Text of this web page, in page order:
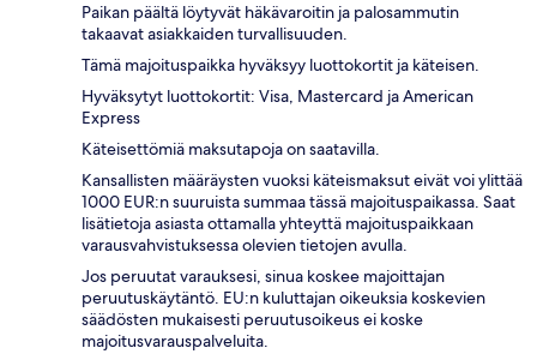
Paikan päältä löytyvät häkävaroitin ja palosammutin
takaavat asiakkaiden turvallisuuden.
Tämä majoituspaikka hyväksyy luottokortit ja käteisen.
Hyväksytyt luottokortit: Visa, Mastercard ja American
Express
Käteisettömiä maksutapoja on saatavilla.
Kansallisten määräysten vuoksi käteismaksut eivät voi ylittää
1000 EUR:n suuruista summaa tässä majoituspaikassa. Saat
lisätietoja asiasta ottamalla yhteyttä majoituspaikkaan
varausvahvistuksessa olevien tietojen avulla.
Jos peruutat varauksesi, sinua koskee majoittajan
peruutuskäytäntö. EU:n kuluttajan oikeuksia koskevien
säädösten mukaisesti peruutusoikeus ei koske
majoitusvarauspalveluita.